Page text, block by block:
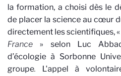
la formation, a choisi dès le
de placer la science au cœur
directement les scientifiques, «
France » selon
Luc
d’écologie à Sorbonne
groupe. L'appel à